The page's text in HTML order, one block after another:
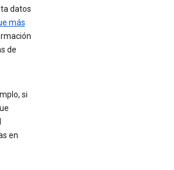
datos
más
de
si
en